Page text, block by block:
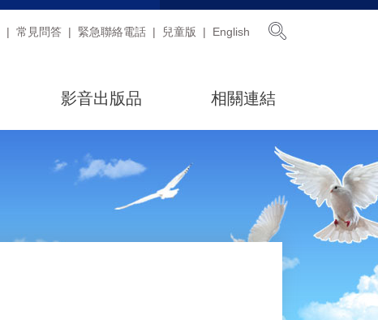
常見問答 緊急聯絡電話 兒童版 English
影音出版品 相關連結